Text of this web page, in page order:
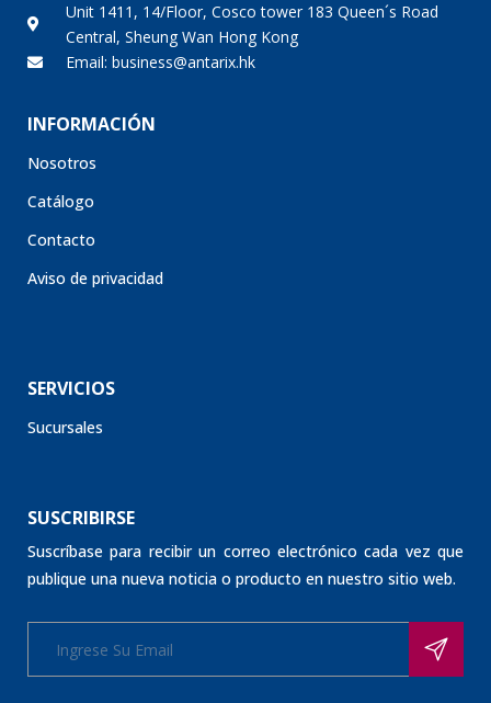
Unit 1411, 14/Floor, Cosco tower 183 Queen´s Road
Central, Sheung Wan Hong Kong
Email: business@antarix.hk
INFORMACIÓN
Nosotros
Catálogo
Contacto
Aviso de privacidad
SERVICIOS
Sucursales
SUSCRIBIRSE
Suscríbase para recibir un correo electrónico cada vez que
publique una nueva noticia o producto en nuestro sitio web.